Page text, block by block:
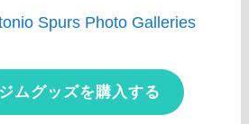
Spurs Photo Galleries
ムグッズを購入する